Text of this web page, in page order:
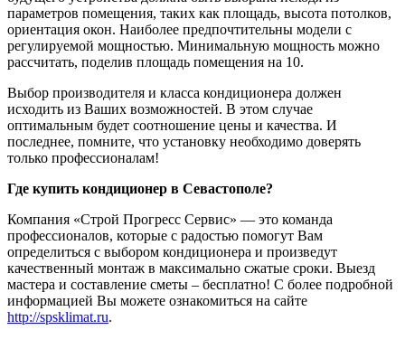
параметров помещения, таких как площадь, высота потолков,
ориентация окон. Наиболее предпочтительны модели с
регулируемой мощностью. Минимальную мощность можно
рассчитать, поделив площадь помещения на 10.
Выбор производителя и класса кондиционера должен
исходить из Ваших возможностей. В этом случае
оптимальным будет соотношение цены и качества. И
последнее, помните, что установку необходимо доверять
только профессионалам!
Где купить кондиционер в Севастополе?
Компания «Строй Прогресс Сервис» — это команда
профессионалов, которые с радостью помогут Вам
определиться с выбором кондиционера и произведут
качественный монтаж в максимально сжатые сроки. Выезд
мастера и составление сметы – бесплатно! С более подробной
информацией Вы можете ознакомиться на сайте
http://spsklimat.ru.